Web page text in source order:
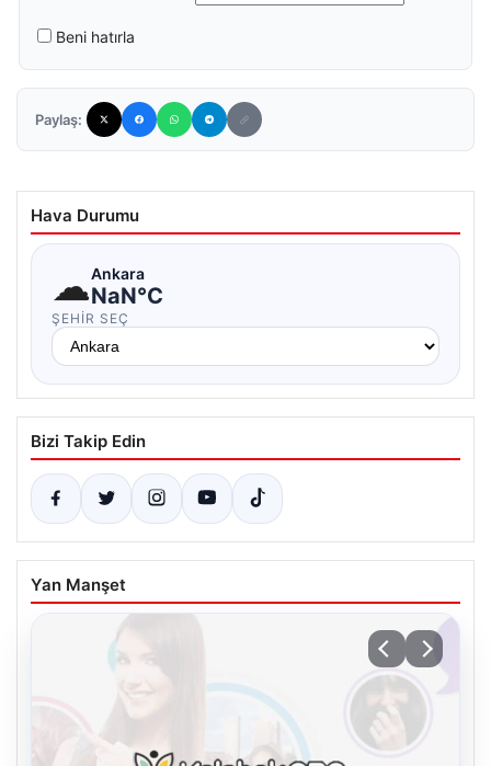
Beni hatırla
Paylaş:
Hava Durumu
☁Ankara
NaN°C
ŞEHIR SEÇ
Bizi Takip Edin
Yan Manşet